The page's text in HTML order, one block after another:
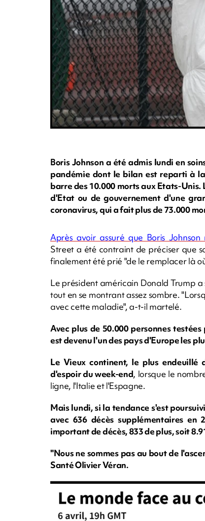
Boris Johnson a été admis lundi en
pandémie dont le bilan est reparti à
barre des 10.000 morts aux Etats-
d'Etat ou de gouvernement d'une
coronavirus, qui a fait plus de 73.000
Après avoir assuré que Boris
Street a été contraint de préciser que
finalement été prié "de le remplacer là
Le président américain Donald Trump
tout en se montrant assez sombre.
avec cette maladie", a-t-il martelé.
Avec plus de 50.000 personnes
est devenu l'un des pays d'Europe les
Le Vieux continent, le plus
d'espoir du week-end, lorsque le
ligne, l'Italie et l'Espagne.
Mais lundi, si la tendance s'est
avec 636 décès supplémentaires en
important de décès, 833 de plus, soit
"Nous ne sommes pas au bout de
Santé Olivier Véran.